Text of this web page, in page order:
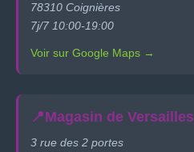
78310 Coignières
7j/7 10:00-19:00
Voir sur Google Maps →
📍Magasin de Versailles
3 rue des 2 portes